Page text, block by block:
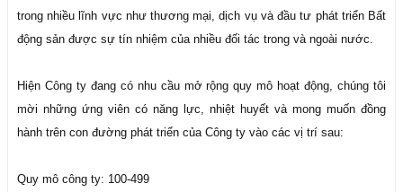
trong nhiều lĩnh vực như thương mại, dịch vụ và đầu tư phát triển Bất
động sản được sự tín nhiệm của nhiều đối tác trong và ngoài nước.
Hiện Công ty đang có nhu cầu mở rộng quy mô hoạt động, chúng tôi
mời những ứng viên có năng lực, nhiệt huyết và mong muốn đồng
hành trên con đường phát triển của Công ty vào các vị trí sau:
Quy mô công ty: 100-499